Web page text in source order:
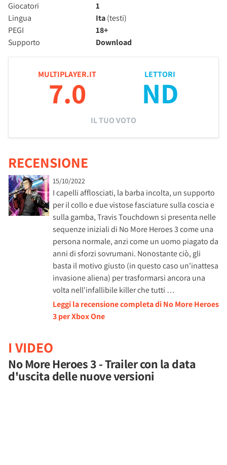
Giocatori
1
Lingua
Ita(testi)
PEGI
18+
Supporto
Download
MULTIPLAYER.IT
7.0
LETTORI
ND
IL TUO VOTO
RECENSIONE
15/10/2022
I capelli afflosciati, la barba incolta, un supporto
per il collo e due vistose fasciature sulla coscia e
sulla gamba, Travis Touchdown si presenta nelle
sequenze iniziali di No More Heroes 3 come una
persona normale, anzi come un uomo piagato da
anni di sforzi sovrumani. Nonostante ciò, gli
basta il motivo giusto (in questo caso un'inattesa
invasione aliena) per trasformarsi ancora una
volta nell'infallibile killer che tutti …
Leggi la recensione completa di No More Heroes
3 per Xbox One
I VIDEO
No More Heroes 3 - Trailer con la data
d'uscita delle nuove versioni